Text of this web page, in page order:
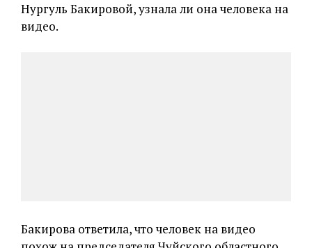
Нургуль Бакировой, узнала ли она человека на
видео.
Бакирова ответила, что человек на видео